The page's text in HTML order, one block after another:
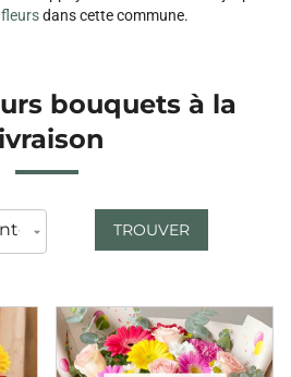
dans cette commune.
bouquets à la
TROUVER